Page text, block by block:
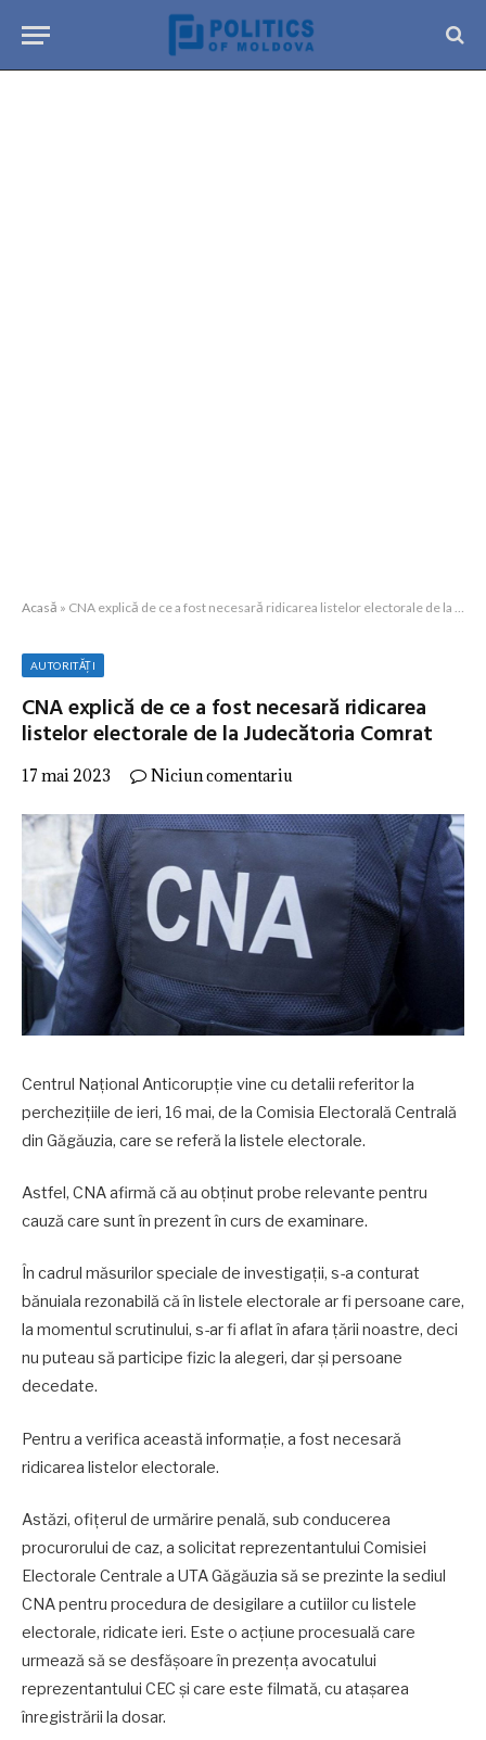
Acasă » CNA explică de ce a fost necesară ridicarea listelor electorale de la Judecătoria Comrat
AUTORITĂȚI
CNA explică de ce a fost necesară ridicarea
listelor electorale de la Judecătoria Comrat
17 mai 2023 Niciun comentariu
Centrul Național Anticorupție vine cu detalii referitor la
perchezițiile de ieri, 16 mai, de la Comisia Electorală Centrală
din Găgăuzia, care se referă la listele electorale.
Astfel, CNA afirmă că au obținut probe relevante pentru
cauză care sunt în prezent în curs de examinare.
În cadrul măsurilor speciale de investigații, s-a conturat
bănuiala rezonabilă că în listele electorale ar fi persoane care,
la momentul scrutinului, s-ar fi aflat în afara țării noastre, deci
nu puteau să participe fizic la alegeri, dar și persoane
decedate.
Pentru a verifica această informație, a fost necesară
ridicarea listelor electorale.
Astăzi, ofițerul de urmărire penală, sub conducerea
procurorului de caz, a solicitat reprezentantului Comisiei
Electorale Centrale a UTA Găgăuzia să se prezinte la sediul
CNA pentru procedura de desigilare a cutiilor cu listele
electorale, ridicate ieri. Este o acțiune procesuală care
urmează să se desfășoare în prezența avocatului
reprezentantului CEC și care este filmată, cu atașarea
înregistrării la dosar.